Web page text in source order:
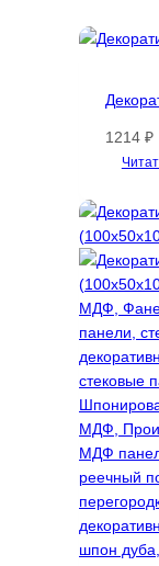
1214 ₽